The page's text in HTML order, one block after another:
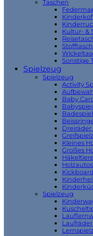
Taschen
Kultur- &
Sonstige
Spielzeug
Spielzeug
Activity
Baby
Dreiräder
Kleines
Großes
Häkeltiere
Spielzeug